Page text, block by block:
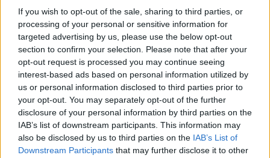
If you wish to opt-out of the sale, sharing to third parties, or
processing of your personal or sensitive information for
targeted advertising by us, please use the below opt-out
section to confirm your selection. Please note that after your
opt-out request is processed you may continue seeing
interest-based ads based on personal information utilized by
us or personal information disclosed to third parties prior to
your opt-out. You may separately opt-out of the further
disclosure of your personal information by third parties on the
IAB’s list of downstream participants. This information may
also be disclosed by us to third parties on the IAB’s List of
Downstream Participants that may further disclose it to other
Αρκούν και πολλά, μικρά κτυπήματα για να
υπάρξει πρόβλημα.
Τα ευρήματα αυτά υποδηλώνουν ότι οι πολλές
κεφαλιές μπορεί να δημιουργούν μικροκακώσεις
στον εγκέφαλο, οι οποίες σχετίζονται και με
χειρότερες νοητικές επιδόσεις, εξήγησε ο Dr.
Lipton.
Τα νέα ευρήματα θα παρουσιαστούν στο
επερχόμενο ετήσιο συνέδριο της Ακτινολογικής